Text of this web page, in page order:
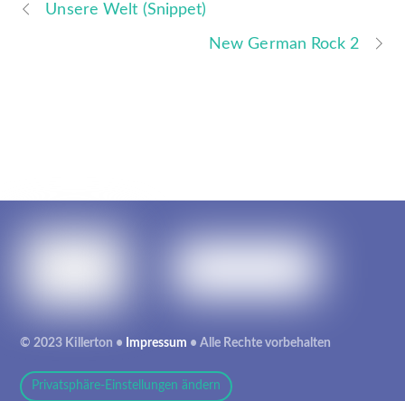
Unsere Welt (Snippet)
New German Rock 2
© 2023 Killerton • Impressum • Alle Rechte vorbehalten
Privatsphäre-Einstellungen ändern